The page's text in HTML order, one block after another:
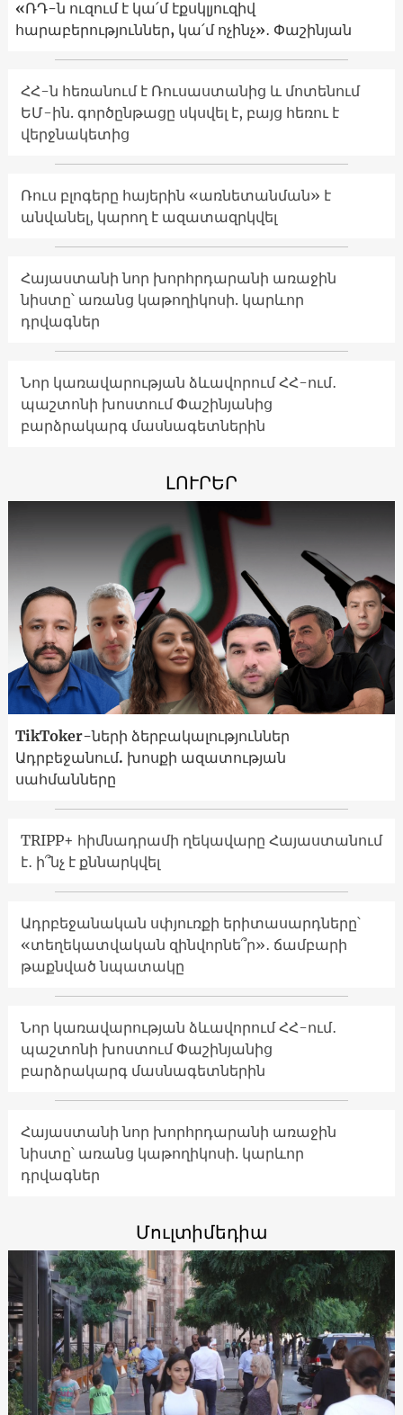
«ՌԴ-ն ուզում է կա՛մ էքսկլյուզիվ
հարաբերություններ, կա՛մ ոչինչ»․ Փաշինյան
ՀՀ-ն հեռանում է Ռուսաստանից և մոտենում
ԵՄ-ին. գործընթացը սկսվել է, բայց հեռու է
վերջնակետից
Ռուս բլոգերը հայերին «առնետանման» է
անվանել, կարող է ազատազրկվել
Հայաստանի նոր խորհրդարանի առաջին
նիստը՝ առանց կաթողիկոսի. կարևոր
դրվագներ
Նոր կառավարության ձևավորում ՀՀ-ում․
պաշտոնի խոստում Փաշինյանից
բարձրակարգ մասնագետներին
ԼՈՒՐԵՐ
TikToker-ների ձերբակալություններ
Ադրբեջանում. խոսքի ազատության
սահմանները
TRIPP+ հիմնադրամի ղեկավարը Հայաստանում
է․ ի՞նչ է քննարկվել
Ադրբեջանական սփյուռքի երիտասարդները՝
«տեղեկատվական զինվորնե՞ր»․ ճամբարի
թաքնված նպատակը
Նոր կառավարության ձևավորում ՀՀ-ում․
պաշտոնի խոստում Փաշինյանից
բարձրակարգ մասնագետներին
Հայաստանի նոր խորհրդարանի առաջին
նիստը՝ առանց կաթողիկոսի. կարևոր
դրվագներ
Մուլտիմեդիա